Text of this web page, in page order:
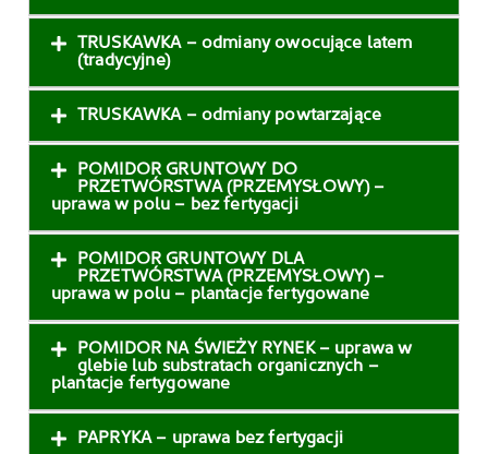
TRUSKAWKA – odmiany owocujące latem
(tradycyjne)
TRUSKAWKA – odmiany powtarzające
POMIDOR GRUNTOWY DO
PRZETWÓRSTWA (PRZEMYSŁOWY) –
uprawa w polu – bez fertygacji
POMIDOR GRUNTOWY DLA
PRZETWÓRSTWA (PRZEMYSŁOWY) –
uprawa w polu – plantacje fertygowane
POMIDOR NA ŚWIEŻY RYNEK – uprawa w
glebie lub substratach organicznych –
plantacje fertygowane
PAPRYKA – uprawa bez fertygacji